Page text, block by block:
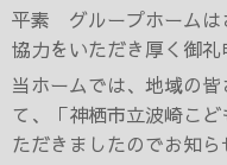
平素 グループホームは
協力をいただき厚く御礼
当ホームでは、地域の
て、「神栖市立波崎こ
ただきましたのでお知ら